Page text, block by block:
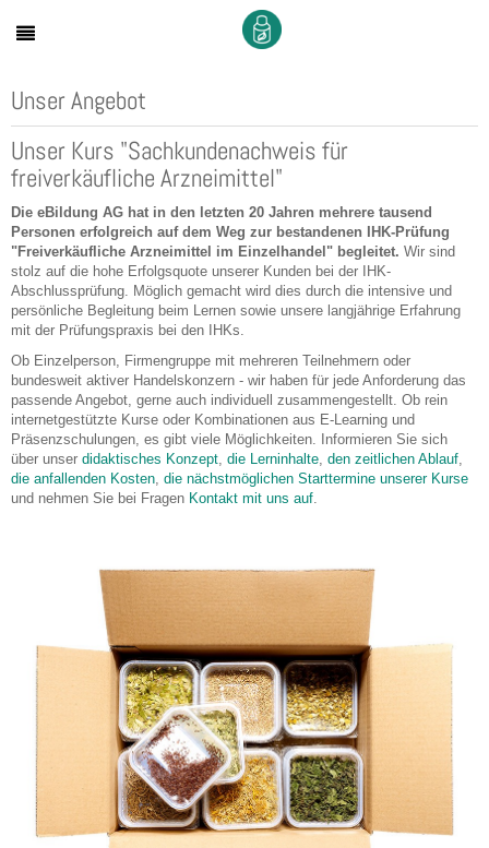
Unser Angebot
Unser Kurs "Sachkundenachweis für
freiverkäufliche Arzneimittel"
Die eBildung AG hat in den letzten 20 Jahren mehrere tausend
Personen erfolgreich auf dem Weg zur bestandenen IHK-Prüfung
"Freiverkäufliche Arzneimittel im Einzelhandel" begleitet. Wir sind
stolz auf die hohe Erfolgsquote unserer Kunden bei der IHK-
Abschlussprüfung. Möglich gemacht wird dies durch die intensive und
persönliche Begleitung beim Lernen sowie unsere langjährige Erfahrung
mit der Prüfungspraxis bei den IHKs.
Ob Einzelperson, Firmengruppe mit mehreren Teilnehmern oder
bundesweit aktiver Handelskonzern - wir haben für jede Anforderung das
passende Angebot, gerne auch individuell zusammengestellt. Ob rein
internetgestützte Kurse oder Kombinationen aus E-Learning und
Präsenzschulungen, es gibt viele Möglichkeiten. Informieren Sie sich
über unser didaktisches Konzept, die Lerninhalte, den zeitlichen Ablauf,
die anfallenden Kosten, die nächstmöglichen Starttermine unserer Kurse
und nehmen Sie bei Fragen Kontakt mit uns auf.